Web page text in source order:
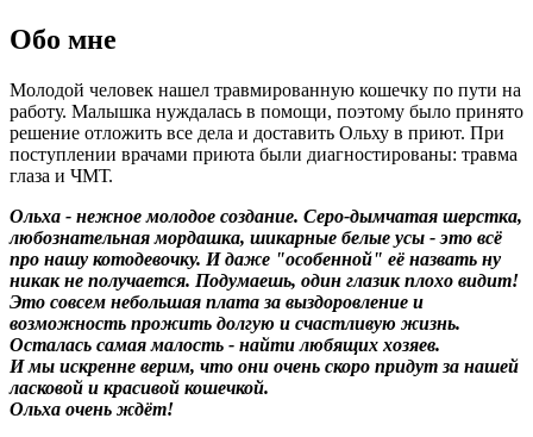
Обо мне
Молодой человек нашел травмированную кошечку по пути на
работу. Малышка нуждалась в помощи, поэтому было принято
решение отложить все дела и доставить Ольху в приют. При
поступлении врачами приюта были диагностированы: травма
глаза и ЧМТ.
Ольха - нежное молодое создание. Серо-дымчатая шерстка,
любознательная мордашка, шикарные белые усы - это всё
про нашу котодевочку. И даже "особенной" её назвать ну
никак не получается. Подумаешь, один глазик плохо видит!
Это совсем небольшая плата за выздоровление и
возможность прожить долгую и счастливую жизнь.
Осталась самая малость - найти любящих хозяев.
И мы искренне верим, что они очень скоро придут за нашей
ласковой и красивой кошечкой.
Ольха очень ждёт!